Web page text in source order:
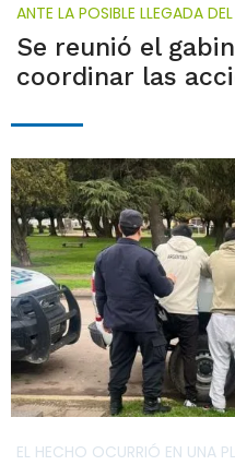
ANTE LA POSIBLE LLEGADA
Se reunió el
coordinar las
EL HECHO OCURRIÓ EN UNA